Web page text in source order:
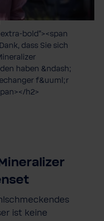
bold"><span
dass Sie sich
haben &ndash;
f&uuml;r
h2>
ist keine